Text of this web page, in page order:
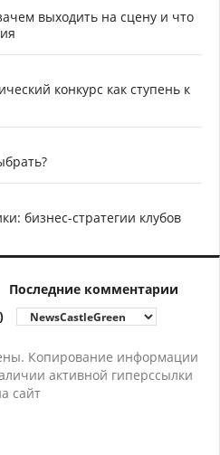
выходить на сцену и что
конкурс как ступень к
бизнес-стратегии клубов
Последние комментарии
Копирование информации
активной гиперссылки
сайт